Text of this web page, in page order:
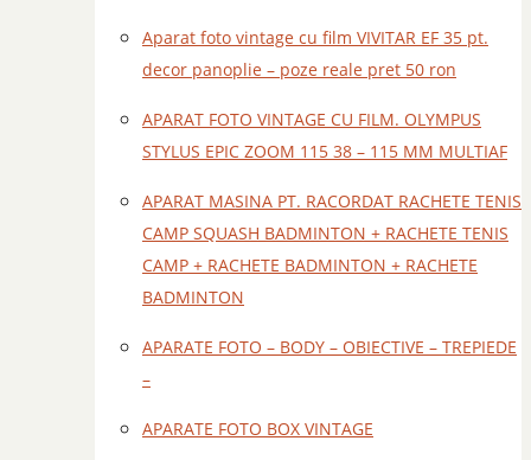
Aparat foto vintage cu film VIVITAR EF 35 pt.
decor panoplie – poze reale pret 50 ron
APARAT FOTO VINTAGE CU FILM. OLYMPUS
STYLUS EPIC ZOOM 115 38 – 115 MM MULTIAF
APARAT MASINA PT. RACORDAT RACHETE TENIS
CAMP SQUASH BADMINTON + RACHETE TENIS
CAMP + RACHETE BADMINTON + RACHETE
BADMINTON
APARATE FOTO – BODY – OBIECTIVE – TREPIEDE
–
APARATE FOTO BOX VINTAGE